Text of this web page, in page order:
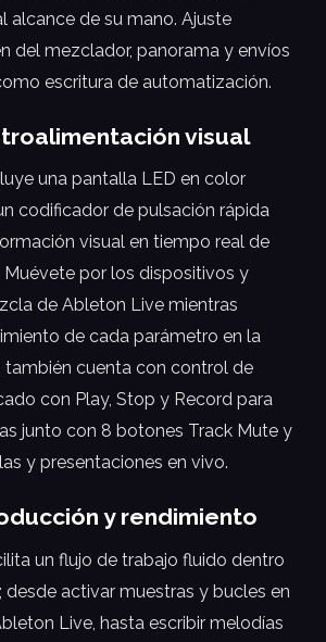
alcance de su mano. Ajuste
del mezclador, panorama y envíos
escritura de automatización.
visual
una pantalla LED en color
codificador de pulsación rápida
visual en tiempo real de
Muévete por los dispositivos y
de Ableton Live mientras
de cada parámetro en la
también cuenta con control de
con Play, Stop y Record para
junto con 8 botones Track Mute y
y presentaciones en vivo.
y rendimiento
un flujo de trabajo fluido dentro
activar muestras y bucles en
Live, hasta escribir melodías